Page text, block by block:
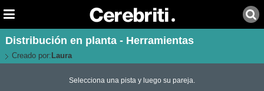
Distribución en planta - Herramientas
Creado por: Laura
Selecciona una pista y luego su pareja.